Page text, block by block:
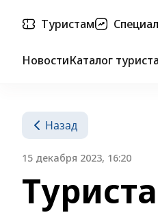
Туристам
НовостиКаталог туриста
Назад
15 декабря 2023, 16:20